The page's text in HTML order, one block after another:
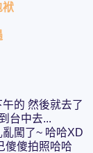
袱
的 然後就去了
台中去...
闖了~ 哈哈XD
傻傻拍照哈哈